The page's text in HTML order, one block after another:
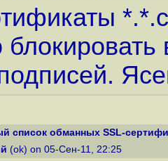
блокировать
список обманных SSL-
(ok) on 05-Сен-11, 22:25